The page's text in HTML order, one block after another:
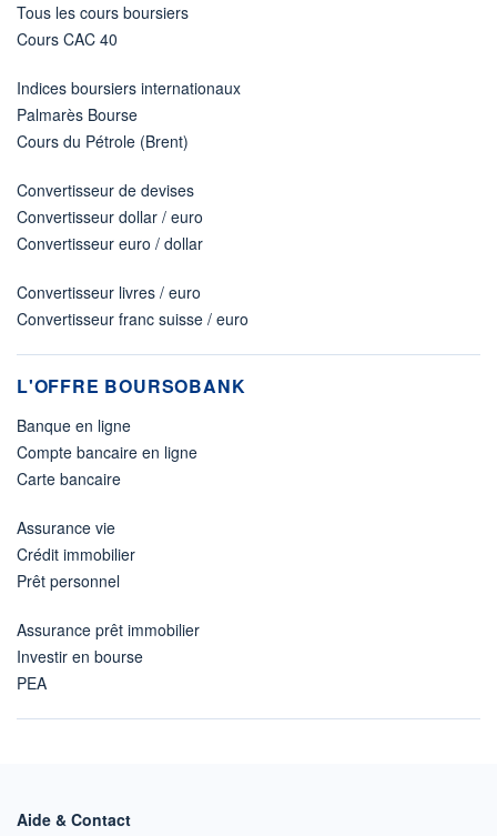
Tous les cours boursiers
Cours CAC 40
Indices boursiers internationaux
Palmarès Bourse
Cours du Pétrole (Brent)
Convertisseur de devises
Convertisseur dollar / euro
Convertisseur euro / dollar
Convertisseur livres / euro
Convertisseur franc suisse / euro
L'OFFRE BOURSOBANK
Banque en ligne
Compte bancaire en ligne
Carte bancaire
Assurance vie
Crédit immobilier
Prêt personnel
Assurance prêt immobilier
Investir en bourse
PEA
Aide & Contact